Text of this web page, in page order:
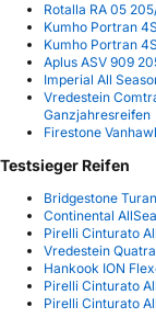
Rotalla RA 05
Kumho Portran
Kumho Portran
Aplus ASV 909
Imperial All
Vredestein
Ganzjahresreifen
Firestone
Testsieger Reifen
Bridgestone
Continental
Pirelli Cinturato
Vredestein
Hankook ION
Pirelli Cinturato
Pirelli Cinturato